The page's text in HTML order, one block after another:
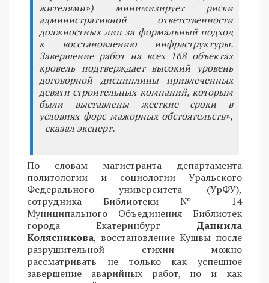
жителями») минимизирует риски
административной ответственности
должностных лиц за формальный подход
к восстановлению инфраструктуры.
Завершение работ на всех 168 объектах
кровель подтверждает высокий уровень
договорной дисциплины привлеченных
девяти строительных компаний, которым
были выставлены жесткие сроки в
условиях форс-мажорных обстоятельств»,
- сказал эксперт.
По словам магистранта департамента
политологии и социологии Уральского
Федерального университета (УрФУ),
сотрудника Библиотеки № 14
Муниципального Объединения Библиотек
города Екатеринбург Даниила
Колясникова, восстановление Кушвы после
разрушительной стихии можно
рассматривать не только как успешное
завершение аварийных работ, но и как